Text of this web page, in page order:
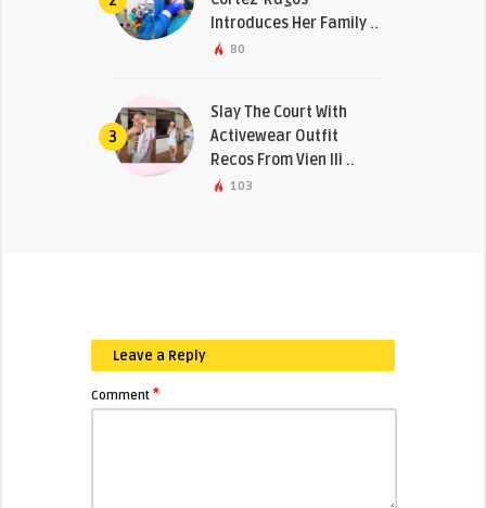
Introduces Her Family ..
80
3
Slay The Court With
Activewear Outfit
Recos From Vien Ili ..
103
Leave a Reply
Comment *